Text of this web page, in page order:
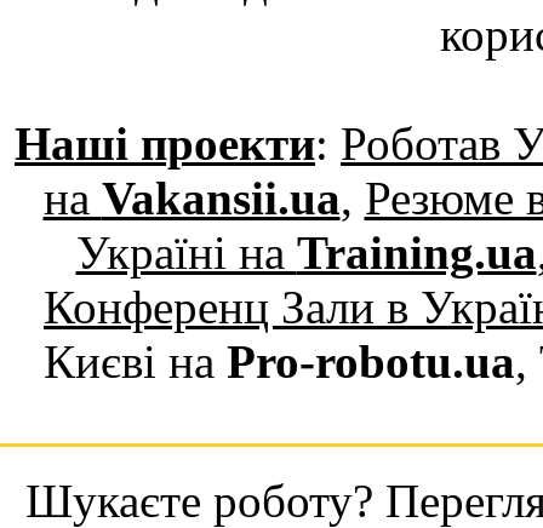
Наші проекти: Роботав
на Vakansii.ua, Резюме
Україні на Training.ua
Конференц Зали в
Києві на Pro-robotu.ua,
Шукаєте роботу?